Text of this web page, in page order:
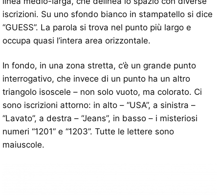
iscrizioni. Su uno sfondo bianco in stampatello si dice
“GUESS”. La parola si trova nel punto più largo e
occupa quasi l’intera area orizzontale.
In fondo, in una zona stretta, c’è un grande punto
interrogativo, che invece di un punto ha un altro
triangolo isoscele – non solo vuoto, ma colorato. Ci
sono iscrizioni attorno: in alto – “USA”, a sinistra –
“Lavato”, a destra – “Jeans”, in basso – i misteriosi
numeri “1201” e “1203”. Tutte le lettere sono
maiuscole.